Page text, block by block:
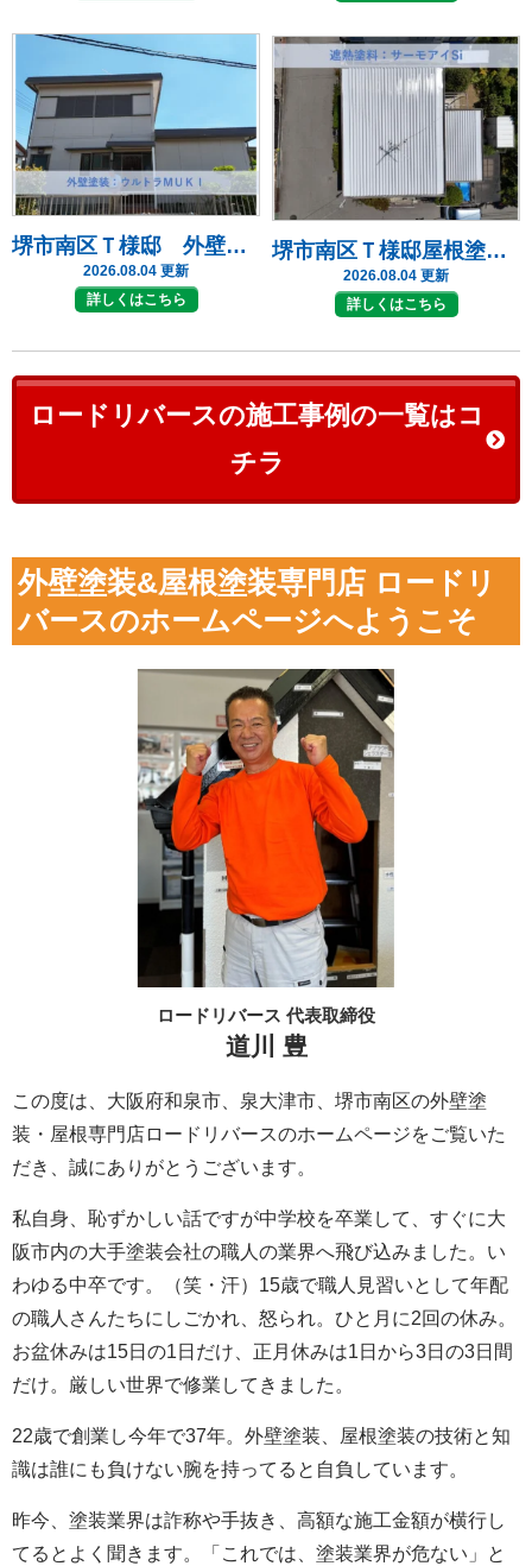
堺市南区Ｔ様邸 外壁塗装・屋根塗装工事 2026年７月
2026.08.04 更新
詳しくはこちら
堺市南区Ｔ様邸屋根塗装工事
2026.08.04 更新
詳しくはこちら
ロードリバースの施工事例の一覧はコ
チラ
外壁塗装&屋根塗装専門店 ロードリ
バースのホームページへようこそ
ロードリバース 代表取締役
道川 豊
この度は、大阪府和泉市、泉大津市、堺市南区の外壁塗
装・屋根専門店ロードリバースのホームページをご覧いた
だき、誠にありがとうございます。
私自身、恥ずかしい話ですが中学校を卒業して、すぐに大
阪市内の大手塗装会社の職人の業界へ飛び込みました。い
わゆる中卒です。（笑・汗）15歳で職人見習いとして年配
の職人さんたちにしごかれ、怒られ。ひと月に2回の休み。
お盆休みは15日の1日だけ、正月休みは1日から3日の3日間
だけ。厳しい世界で修業してきました。
22歳で創業し今年で37年。外壁塗装、屋根塗装の技術と知
識は誰にも負けない腕を持ってると自負しています。
昨今、塗装業界は詐称や手抜き、高額な施工金額が横行し
てるとよく聞きます。「これでは、塗装業界が危ない」と